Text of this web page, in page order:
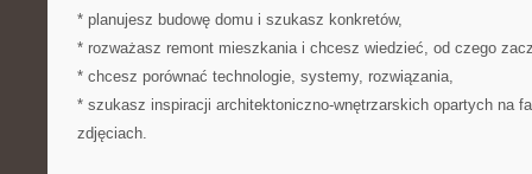
* planujesz budowę domu i szukasz konkretów,
* rozważasz remont mieszkania i chcesz wiedzieć, od czego
* chcesz porównać technologie, systemy, rozwiązania,
* szukasz inspiracji architektoniczno-wnętrzarskich opartych na
zdjęciach.